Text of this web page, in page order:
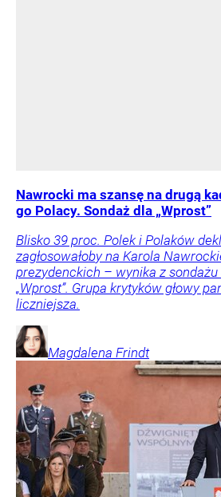
Nawrocki ma szansę na drugą
go Polacy. Sondaż dla „Wprost”
Blisko 39 proc. Polek i Polaków
zagłosowałoby na Karola
prezydenckich – wynika z sondażu
„Wprost”. Grupa krytyków głowy
liczniejsza.
Magdalena Frindt